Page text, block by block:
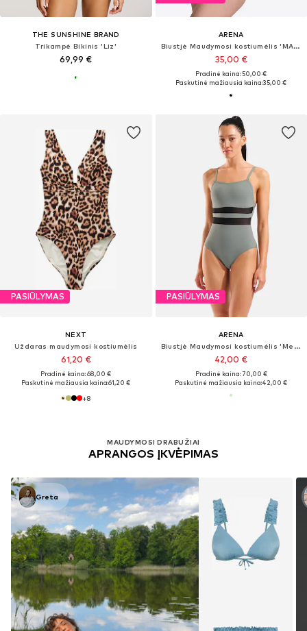
THE SUNSHINE BRAND
Trikampė Bikinis 'Liz'
69,99 €
ARENA
Biustjė Maudymosi kostiumėlis 'MAY LOW'
35,00 €
Pradinė kaina: 50,00 €
Paskutinė mažiausia kaina:35,00 €
PASIŪLYMAS
NEXT
Uždaras maudymosi kostiumėlis
61,20 €
Pradinė kaina: 68,00 €
Paskutinė mažiausia kaina:61,20 €
+8
PASIŪLYMAS
ARENA
Biustjė Maudymosi kostiumėlis 'Mesh Equals'
42,00 €
Pradinė kaina: 70,00 €
Paskutinė mažiausia kaina:42,00 €
MAUDYMOSI DRABUŽIAI
APRANGOS ĮKVĖPIMAS
Greta